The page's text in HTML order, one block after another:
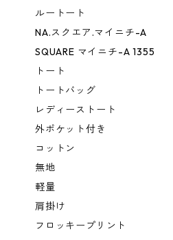
ルートート
NA.スクエア.マイニチ-A
SQUARE マイニチ-A 1355
トート
トートバッグ
レディーストート
外ポケット付き
コットン
無地
軽量
肩掛け
フロッキープリント